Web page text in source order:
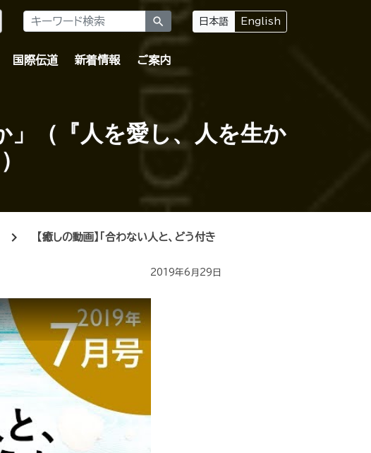
search 日本語 English
国際伝道 新着情報 ご案内
」（『人を愛し、人を生か
chevron_right
【癒しの動画】「合わない人と、どう付き
2019年6月29日